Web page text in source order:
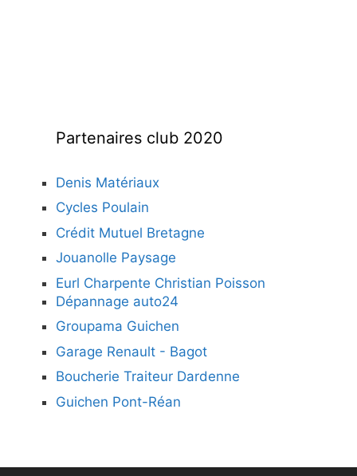
Partenaires club 2020
Denis Matériaux
Cycles Poulain
Crédit Mutuel Bretagne
Jouanolle Paysage
Eurl Charpente Christian Poisson
Dépannage auto24
Groupama Guichen
Garage Renault - Bagot
Boucherie Traiteur Dardenne
Guichen Pont-Réan